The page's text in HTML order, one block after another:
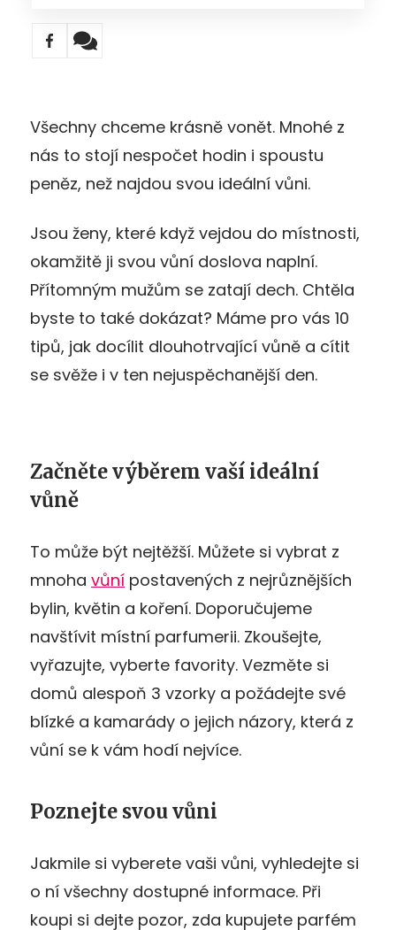
Všechny chceme krásně vonět. Mnohé z
nás to stojí nespočet hodin i spoustu
peněz, než najdou svou ideální vůni.
Jsou ženy, které když vejdou do místnosti,
okamžitě ji svou vůní doslova naplní.
Přítomným mužům se zatají dech. Chtěla
byste to také dokázat? Máme pro vás 10
tipů, jak docílit dlouhotrvající vůně a cítit
se svěže i v ten nejuspěchanější den.
Začněte výběrem vaší ideální
vůně
To může být nejtěžší. Můžete si vybrat z
mnoha vůní postavených z nejrůznějších
bylin, květin a koření. Doporučujeme
navštívit místní parfumerii. Zkoušejte,
vyřazujte, vyberte favority. Vezměte si
domů alespoň 3 vzorky a požádejte své
blízké a kamarády o jejich názory, která z
vůní se k vám hodí nejvíce.
Poznejte svou vůni
Jakmile si vyberete vaši vůni, vyhledejte si
o ní všechny dostupné informace. Při
koupi si dejte pozor, zda kupujete parfém